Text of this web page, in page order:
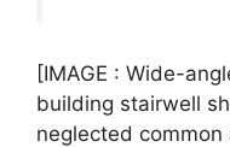
[IMAGE : Wide-
building stairwell
neglected